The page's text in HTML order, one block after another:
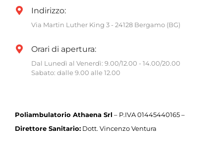
Indirizzo:
Via Martin Luther King 3 - 24128 Bergamo (BG)
Orari di apertura:
Dal Lunedì al Venerdì: 9.00/12.00 - 14.00/20.00
Sabato: dalle 9.00 alle 12.00
Poliambulatorio Athaena Srl – P.IVA 01445440165 –
Direttore Sanitario: Dott. Vincenzo Ventura